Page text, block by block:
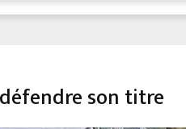
son titre